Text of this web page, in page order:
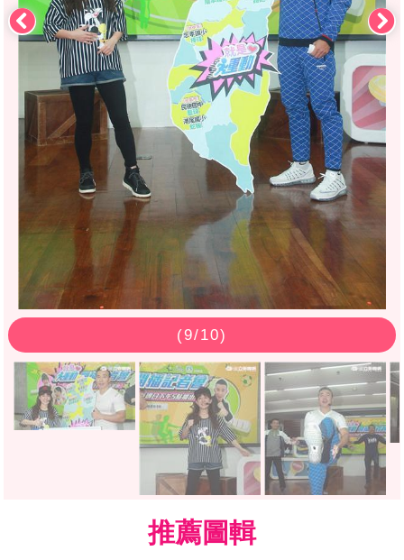
(9/10)
推薦圖輯